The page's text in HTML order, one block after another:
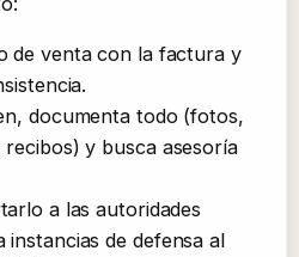
de venta con la factura y
documenta todo (fotos,
y busca asesoría
a las autoridades
instancias de defensa al